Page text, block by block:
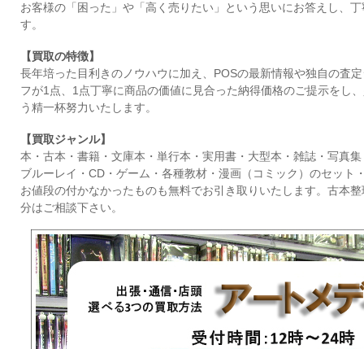
お客様の「困った」や「高く売りたい」という思いにお答えし、
す。
【買取の特徴】
長年培った目利きのノウハウに加え、POSの最新情報や独自の査
フが1点、1点丁寧に商品の価値に見合った納得価格のご提示をし
う精一杯努力いたします。
【買取ジャンル】
本・古本・書籍・文庫本・単行本・実用書・大型本・雑誌・写真
ブルーレイ・CD・ゲーム・各種教材・漫画（コミック）のセット
お値段の付かなかったものも無料でお引き取りいたします。古本
分はご相談下さい。